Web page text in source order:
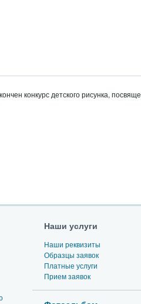
конкурс детского рисунка,
Наши услуги
Наши реквизиты
Образцы заявок
Платные услуги
Прием заявок